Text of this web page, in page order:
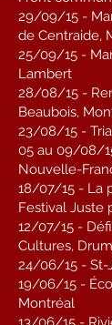
29/09/15 -
de Centraide,
25/09/15 -
Lambert
28/08/15 -
Beaubois,
23/08/15 -
05 au 09/08/
Nouvelle-
18/07/15 - La
Festival Juste
12/07/15 -
Cultures,
24/06/15 - St-
19/06/15 -
Montréal